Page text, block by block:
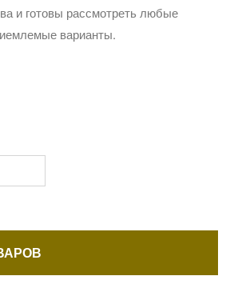
и готовы рассмотреть любые
варианты.